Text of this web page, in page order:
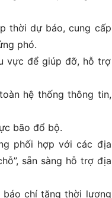
thời dự báo, cung cấp
phó.
vực để giúp đỡ, hỗ trợ
hệ thống thông tin,
bão đổ bộ.
phối hợp với các địa
sẵn sàng hỗ trợ địa
báo chí tăng thời lượng